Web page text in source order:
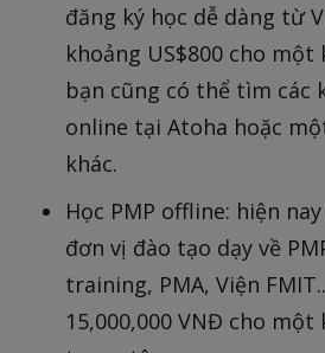
đăng ký học dễ dàng từ
khoảng US$800 cho một
bạn cũng có thể tìm các
online tại Atoha hoặc
khác.
Học PMP offline: hiện
đơn vị đào tạo dạy về
training, PMA, Viện
15,000,000 VNĐ cho